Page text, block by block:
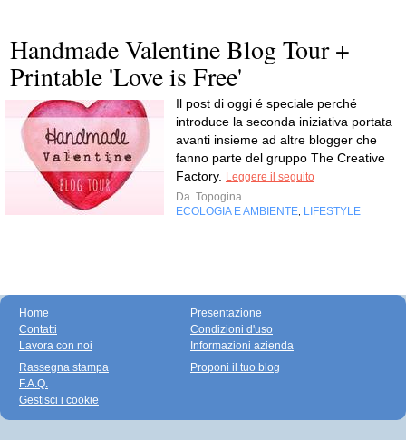
Handmade Valentine Blog Tour +
Printable 'Love is Free'
Il post di oggi é speciale perché
introduce la seconda iniziativa portata
avanti insieme ad altre blogger che
fanno parte del gruppo The Creative
Factory. Leggere il seguito
Da Topogina
ECOLOGIA E AMBIENTE LIFESTYLE
Home
Contatti
Lavora con noi
Presentazione
Condizioni d'uso
Informazioni azienda
Rassegna stampa
F.A.Q.
Gestisci i cookie
Proponi il tuo blog